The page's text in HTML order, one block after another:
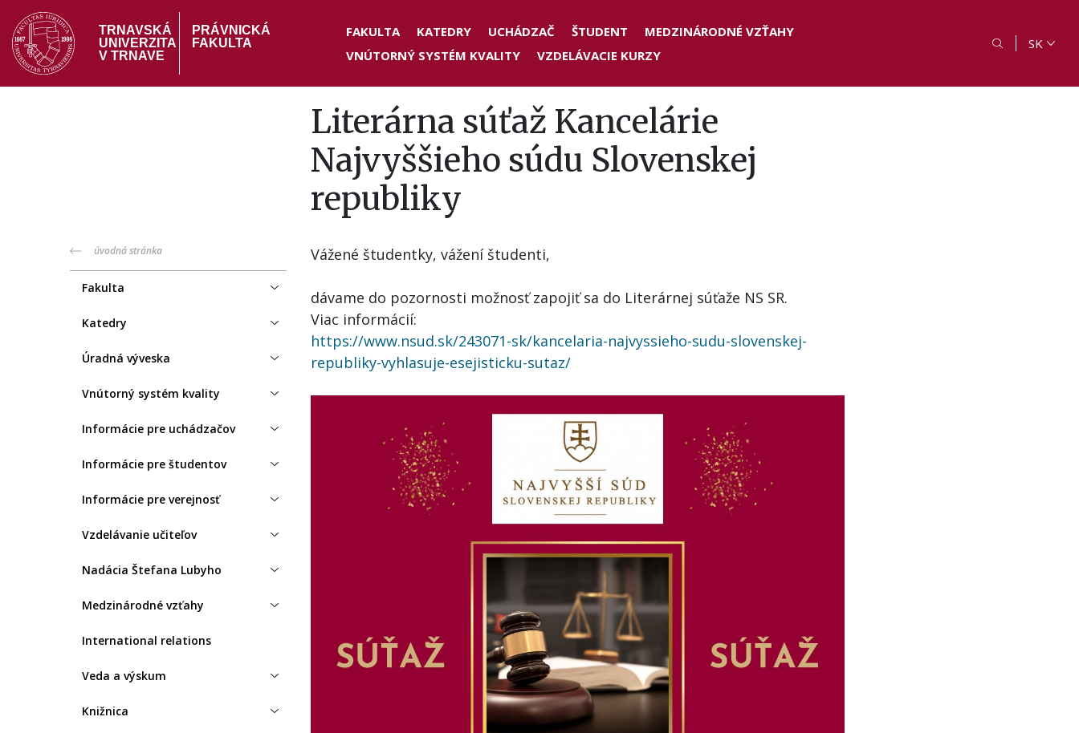
Skočiť
na
hlavný
obsah
TRNAVSKÁ
UNIVERZITA
V TRNAVE
PRÁVNICKÁ
FAKULTA
Header
menu
FAKULTA KATEDRY UCHÁDZAČ ŠTUDENT
MEDZINÁRODNÉ VZŤAHY
VNÚTORNÝ SYSTÉM KVALITY
VZDELÁVACIE KURZY
SK
Literárna súťaž Kancelárie
Najvyššieho súdu Slovenskej
republiky
PF
menu
úvodná stránka
Fakulta
Katedry
Úradná výveska
Vnútorný systém kvality
Informácie pre uchádzačov
Informácie pre študentov
Informácie pre verejnosť
Vzdelávanie učiteľov
Nadácia Štefana Lubyho
Medzinárodné vzťahy
International relations
Veda a výskum
Knižnica
Vážené študentky, vážení študenti,
dávame do pozornosti možnosť zapojiť sa do Literárnej súťaže NS SR.
Viac informácií:
https://www.nsud.sk/243071-sk/kancelaria-najvyssieho-sudu-slovenskej-
republiky-vyhlasuje-esejisticku-sutaz/